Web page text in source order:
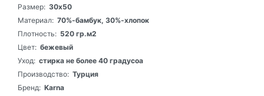
Размер: 30х50
Материал: 70%-бамбук, 30%-хлопок
Плотность: 520 гр.м2
Цвет: бежевый
Уход: стирка не более 40 градусоа
Производство: Турция
Бренд: Karna